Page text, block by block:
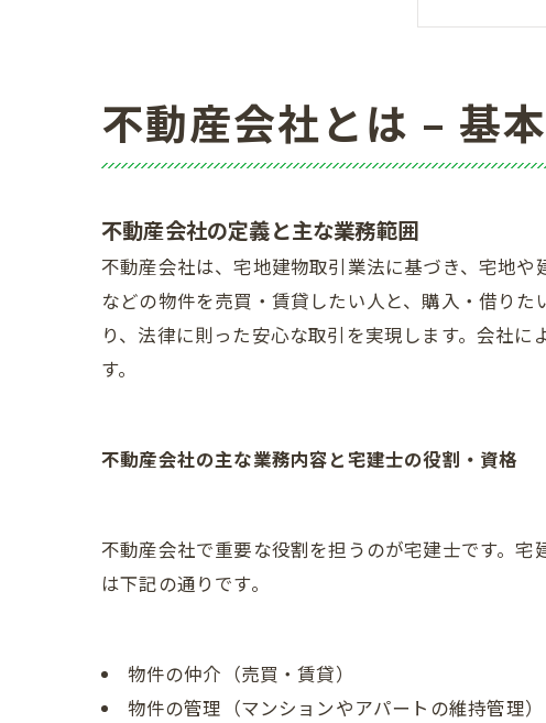
不動産
不動産
会社概
不動産会社とは – 基
不動産会社の定義と主な業務範囲
不動産会社は、宅地建物取引業法に基づき、宅地
などの物件を売買・賃貸したい人と、購入・借り
り、法律に則った安心な取引を実現します。会社
す。
不動産会社の主な業務内容と宅建士の役割・資格
不動産会社で重要な役割を担うのが宅建士です。
は下記の通りです。
物件の仲介（売買・賃貸）
物件の管理（マンションやアパートの維持管理）